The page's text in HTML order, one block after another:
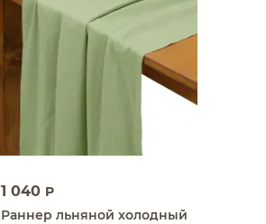
1 040 P
Раннер льняной холодный